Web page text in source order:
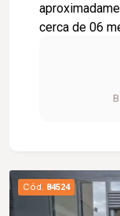
cerca de 06
usinado,
térmico, 02
oferecendo
Cód. 84524